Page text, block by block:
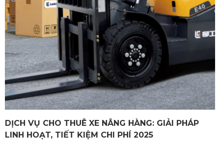
DỊCH VỤ CHO THUÊ XE NÂNG HÀNG: GIẢI PHÁP
LINH HOẠT, TIẾT KIỆM CHI PHÍ 2025